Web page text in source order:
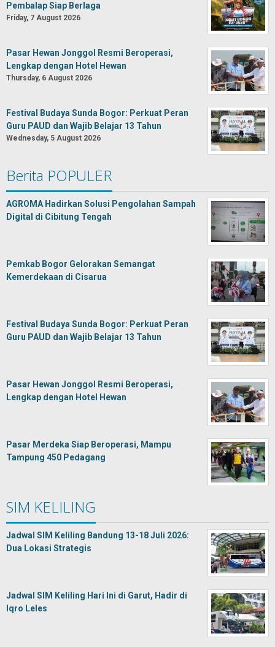
Pembalap Siap Berlaga
Friday, 7 August 2026
Pasar Hewan Jonggol Resmi Beroperasi,
Lengkap dengan Hotel Hewan
Thursday, 6 August 2026
Festival Budaya Sunda Bogor: Perkuat Peran
Guru PAUD dan Wajib Belajar 13 Tahun
Wednesday, 5 August 2026
Berita POPULER
AGROMA Hadirkan Solusi Pengolahan Sampah
Digital di Cibitung Tengah
Pemkab Bogor Gelorakan Semangat
Kemerdekaan di Cisarua
Festival Budaya Sunda Bogor: Perkuat Peran
Guru PAUD dan Wajib Belajar 13 Tahun
Pasar Hewan Jonggol Resmi Beroperasi,
Lengkap dengan Hotel Hewan
Pasar Merdeka Siap Beroperasi, Mampu
Tampung 450 Pedagang
SIM KELILING
Jadwal SIM Keliling Bandung 13-18 Juli 2026:
Dua Lokasi Strategis
Jadwal SIM Keliling Hari Ini di Garut, Hadir di
Iqro Leles